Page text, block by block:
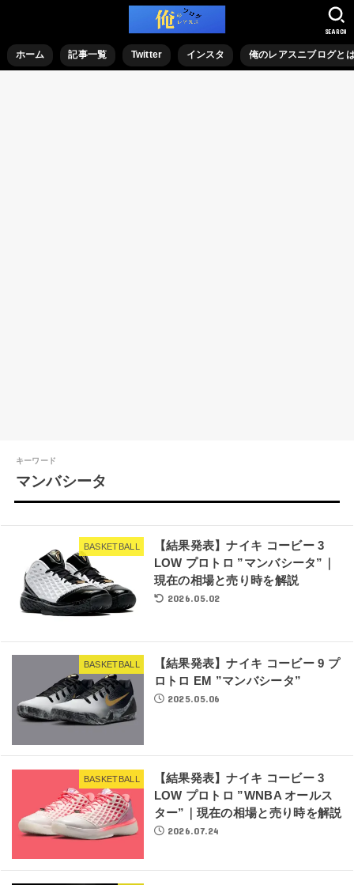
ホーム 記事一覧 Twitter インスタ 俺のレアスニブログと
SEARCH
キーワード
マンバシータ
BASKETBALL
【結果発表】ナイキ コービー 3
LOW プロトロ ”マンバシータ”｜
現在の相場と売り時を解説
2026.05.02
BASKETBALL
【結果発表】ナイキ コービー 9 プ
ロトロ EM ”マンバシータ”
2025.05.06
BASKETBALL
【結果発表】ナイキ コービー 3
LOW プロトロ ”WNBA オールス
ター”｜現在の相場と売り時を解説
2026.07.24